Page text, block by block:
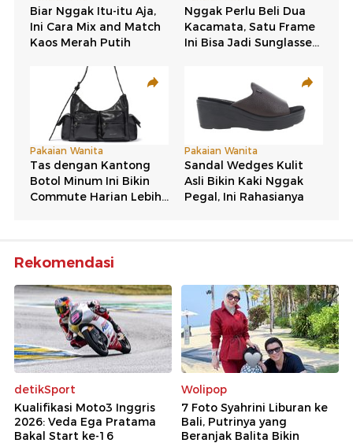
Rekomendasi
detikSport
Kualifikasi Moto3 Inggris
2026: Veda Ega Pratama
Bakal Start ke-16
Wolipop
7 Foto Syahrini Liburan ke
Bali, Putrinya yang
Beranjak Balita Bikin